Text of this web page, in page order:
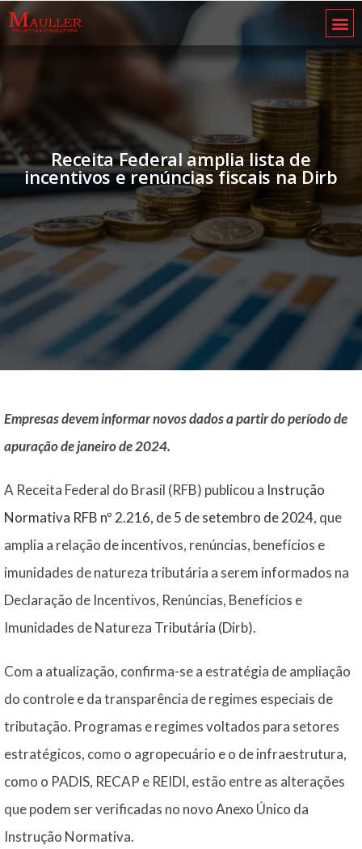
Receita Federal amplia lista de
incentivos e renúncias fiscais na Dirb
Empresas devem informar novos dados a partir do período de
apuração de janeiro de 2024.
A Receita Federal do Brasil (RFB) publicou a Instrução
Normativa RFB nº 2.216, de 5 de setembro de 2024, que
amplia a relação de incentivos, renúncias, benefícios e
imunidades de natureza tributária a serem informados na
Declaração de Incentivos, Renúncias, Benefícios e
Imunidades de Natureza Tributária (Dirb).
Com a atualização, confirma-se a estratégia de ampliação
do controle e da transparência de regimes especiais de
tributação. Programas e regimes voltados para setores
estratégicos, como o agropecuário e o de infraestrutura,
como o PADIS, RECAP e REIDI, estão entre as alterações
que podem ser verificadas no novo Anexo Único da
Instrução Normativa.